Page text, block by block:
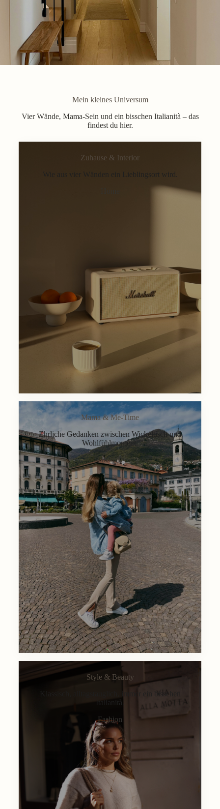
Mein kleines Universum
Vier Wände, Mama-Sein und ein bisschen Italianità – das
findest du hier.
Zuhause & Interior
Wie aus vier Wänden ein Lieblingsort wird.
Mama & Me-Time
Ehrliche Gedanken zwischen Wickeltisch und
Wohlfühlmoment.
Lifestyle
Style & Beauty
Klassisch, alltagstauglich, immer ein bisschen
Italianità.
Fashion